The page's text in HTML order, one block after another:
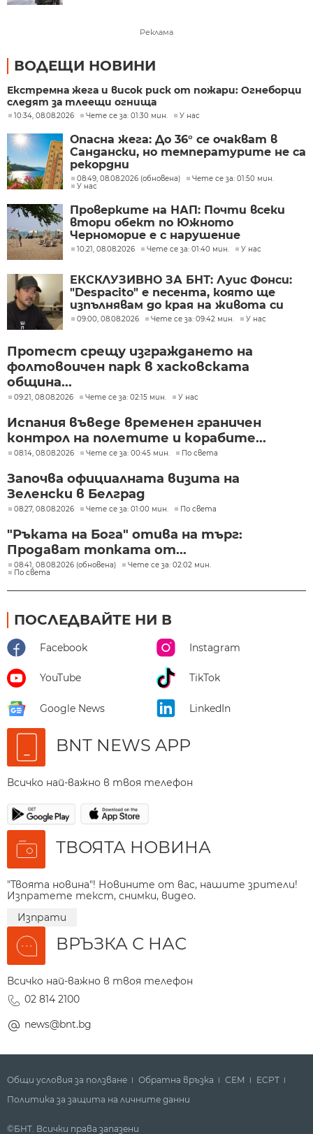
Реклама
ВОДЕЩИ НОВИНИ
Екстремна жега и висок риск от пожари: Огнеборци
следят за тлеещи огнища
10:34, 08.08.2026 Чете се за: 01:30 мин. У нас
Опасна жега: До 36° се очакват в
Сандански, но температурите не са
рекордни
08:49, 08.08.2026 (обновена)
Чете се за: 01:50 мин.
У нас
Проверките на НАП: Почти всеки
втори обект по Южното
Черноморие е с нарушение
10:21, 08.08.2026 Чете се за: 01:40 мин. У нас
ЕКСКЛУЗИВНО ЗА БНТ: Луис Фонси:
"Despacito" е песента, която ще
изпълнявам до края на живота си
09:00, 08.08.2026 Чете се за: 09:42 мин. У нас
Протест срещу изграждането на
фолтовоичен парк в хасковската
община...
09:21, 08.08.2026 Чете се за: 02:15 мин. У нас
Испания въведе временен граничен
контрол на полетите и корабите...
08:14, 08.08.2026 Чете се за: 00:45 мин. По света
Започва официалната визита на
Зеленски в Белград
08:27, 08.08.2026 Чете се за: 01:00 мин. По света
"Ръката на Бога" отива на търг:
Продават топката от...
08:41, 08.08.2026 (обновена)
Чете се за: 02:02 мин.
По света
ПОСЛЕДВАЙТЕ НИ В
Facebook Instagram
YouTube TikTok
Google News LinkedIn
BNT NEWS APP
Всичко най-важно в твоя телефон
ТВОЯТА НОВИНА
"Твоята новина"! Новините от вас, нашите зрители!
Изпратете текст, снимки, видео.
Изпрати
ВРЪЗКА С НАС
Всичко най-важно в твоя телефон
02 814 2100
news@bnt.bg
Общи условия за ползване Обратна връзка СЕМ
ECPT
Политика за защита на личните данни
©БНТ. Всички права запазени